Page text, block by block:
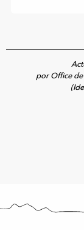
por Office de